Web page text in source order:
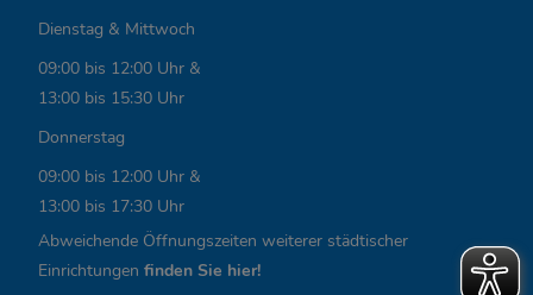
L
i
n
k
s
,
Dienstag & Mittwoch
09:00 bis 12:00 Uhr &
13:00 bis 15:30 Uhr
Donnerstag
09:00 bis 12:00 Uhr &
13:00 bis 17:30 Uhr
Abweichende Öffnungszeiten weiterer städtischer
Einrichtungen finden Sie hier!